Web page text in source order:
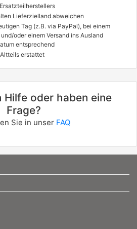
- 06/2005
- 06/2006
Lieferzielland abweichen
Tag (z.B. via PayPal), bei einem
oder einem Versand ins Ausland
entsprechend
erstattet
Hilfe oder haben eine
Frage?
Sie in unser FAQ